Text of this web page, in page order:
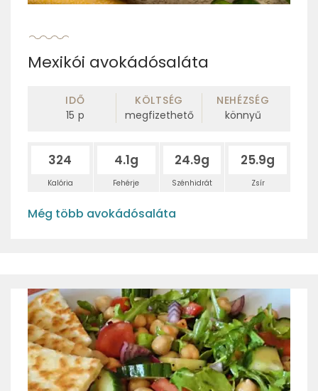
Mexikói avokádósaláta
IDŐ
15 p
KÖLTSÉG
megfizethető
NEHÉZSÉG
könnyű
324
Kalória
4.1g
Fehérje
24.9g
Szénhidrát
25.9g
Zsír
Még több avokádósaláta